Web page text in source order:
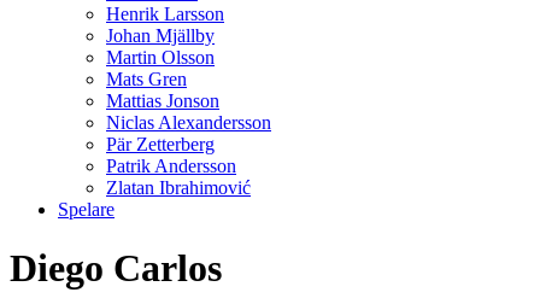
Henrik Larsson
Johan Mjällby
Martin Olsson
Mats Gren
Mattias Jonson
Niclas Alexandersson
Pär Zetterberg
Patrik Andersson
Zlatan Ibrahimović
Spelare
Diego Carlos